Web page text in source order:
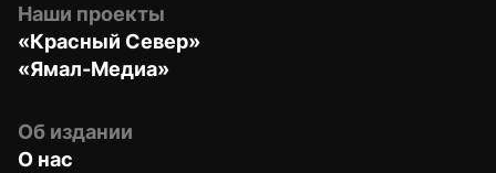
Наши проекты
«Красный Север»
«Ямал-Медиа»
Об издании
О нас